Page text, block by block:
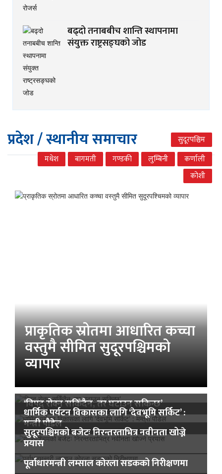
बढ्दो तनाबबीच शान्ति स्थापनामा
संयुक्त राष्ट्रसङ्घको जोड
प्रदेश / स्थानीय समाचार
सुदूरपश्चिम
कर्णाली
लुम्बिनी
गण्डकी
बागमती
मधेश
कोशी
प्राकृतिक स्रोतमा आधारित कच्चा
वस्तुमै सीमित सुदूरपश्चिमको
व्यापार
‘विपद् रोक्न सकिँदैन, तर घटाउन सकिन्छ’
धार्मिक पर्यटन विकासका लागि ‘देवभूमि सर्किट’ :
मन्त्री पौडेल
सुदूरपश्चिमको बजेटः निरन्तरताभित्र नवीनता खोज्ने
प्रयास
पूर्वाधारमन्त्री लम्साल कोरला सडकको निरीक्षणमा